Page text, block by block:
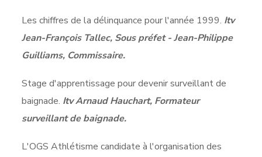
Les chiffres de la délinquance pour l'année 1999. Itv
Jean-François Tallec, Sous préfet - Jean-Philippe
Guilliams, Commissaire.
Stage d'apprentissage pour devenir surveillant de
baignade. Itv Arnaud Hauchart, Formateur
surveillant de baignade.
L'OGS Athlétisme candidate à l'organisation des